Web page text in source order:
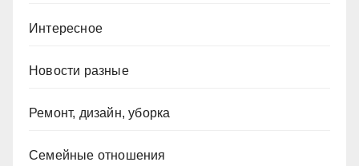
Интересное
Новости разные
Ремонт, дизайн, уборка
Семейные отношения